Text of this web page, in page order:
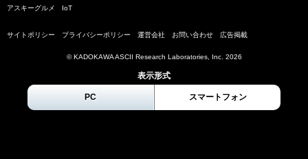
アスキーグルメ IoT
サイトポリシー プライバシーポリシー 運営会社 お問い合わせ 広告掲載
© KADOKAWA ASCII Research Laboratories, Inc. 2026
表示形式
PC スマートフォン